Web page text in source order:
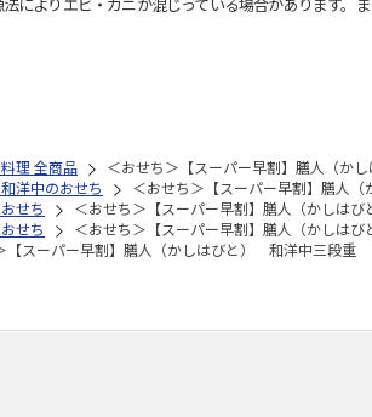
理 全商品
＜おせち＞【スーパー早割】膳人（か
洋中のおせち
＜おせち＞【スーパー早割】膳人
せち
＜おせち＞【スーパー早割】膳人（かしは
せち
＜おせち＞【スーパー早割】膳人（かしは
【スーパー早割】膳人（かしはびと） 和洋中三段重